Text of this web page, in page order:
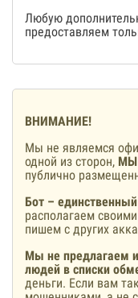
Любую
предоставляем
ВНИМАНИЕ!
Мы не являемся
одной из сторон,
публично
Бот –
располагаем
пишем с других
Мы не предлагаем
людей в списки
деньги. Если вам